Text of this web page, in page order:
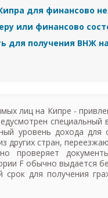
для финансово
или финансово
для получения ВНЖ
лиц на Кипре -
уровень дохода
других стран,
проверяет
F обычно выдается
для получения